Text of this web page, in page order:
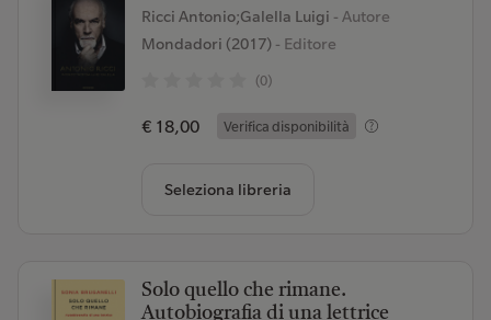
Ricci Antonio;Galella Luigi - Autore
Mondadori (2017)- Editore
(0)
€ 18,00 Verifica disponibilità
Seleziona libreria
Solo quello che rimane.
Autobiografia di una lettrice